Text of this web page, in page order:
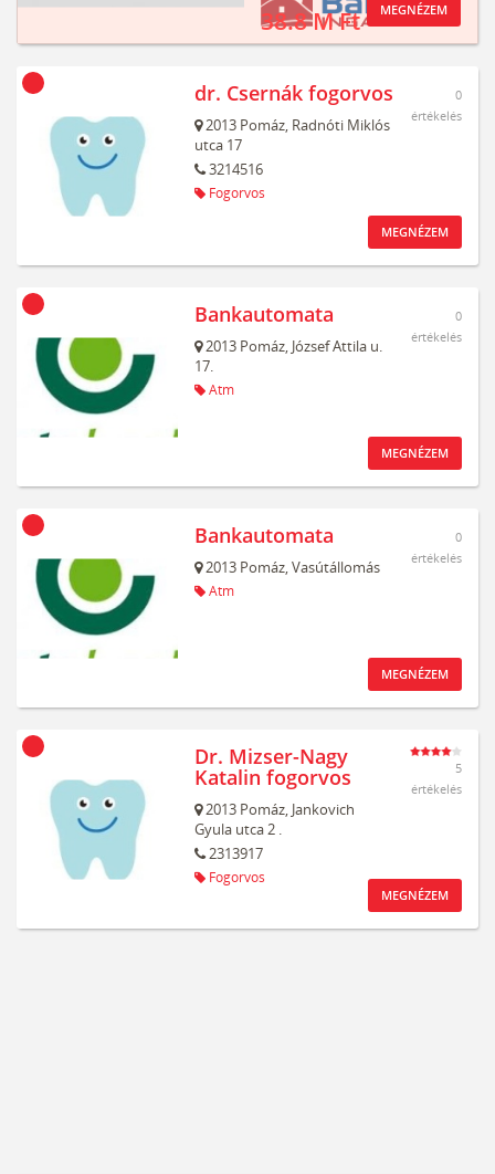
38.8 M Ft MEGNÉZEM
dr. Csernák fogorvos
2013 Pomáz, Radnóti Miklós
utca 17
3214516
Fogorvos
0
értékelés
MEGNÉZEM
Bankautomata
2013 Pomáz, József Attila u.
17.
Atm
0
értékelés
MEGNÉZEM
Bankautomata
2013 Pomáz,Vasútállomás
Atm
0
értékelés
MEGNÉZEM
Dr. Mizser-Nagy
Katalin fogorvos
2013 Pomáz, Jankovich
Gyula utca 2 .
2313917
Fogorvos
5
értékelés
MEGNÉZEM